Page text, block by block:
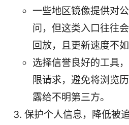
一些地区镜像提供对
问，但这类入口往往
回放，且更新速度不如
选择信誉良好的工具
限请求，避免将浏览
露给不明第三方。
保护个人信息，降低被